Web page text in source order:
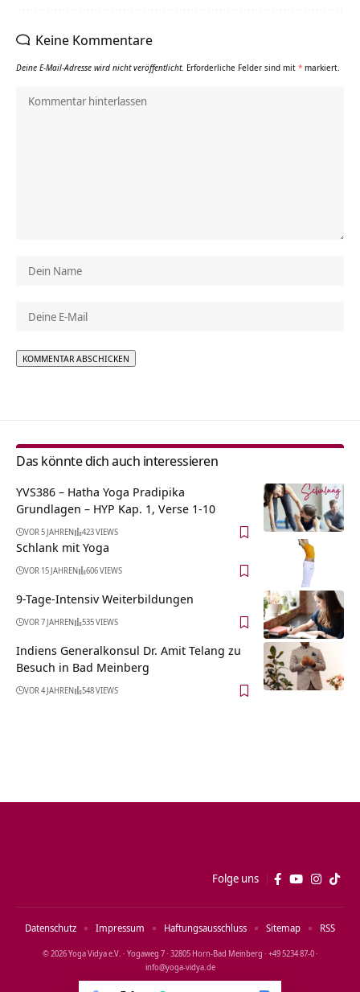
Keine Kommentare
Deine E-Mail-Adresse wird nicht veröffentlicht. Erforderliche Felder sind mit * markiert.
Das könnte dich auch interessieren
YVS386 – Hatha Yoga Pradipika
Grundlagen – HYP Kap. 1, Verse 1-10
VOR 5 JAHREN 423 VIEWS
Schlank mit Yoga
VOR 15 JAHREN 606 VIEWS
9-Tage-Intensiv Weiterbildungen
VOR 7 JAHREN 535 VIEWS
Indiens Generalkonsul Dr. Amit Telang zu
Besuch in Bad Meinberg
VOR 4 JAHREN 548 VIEWS
Folge uns
© 2026 Yoga Vidya e.V. · Yogaweg 7 · 32805 Horn‑Bad Meinberg · +49 5234 87‑0 ·
info@yoga‑vidya.de
Datenschutz Impressum Haftungsausschluss Sitemap RSS